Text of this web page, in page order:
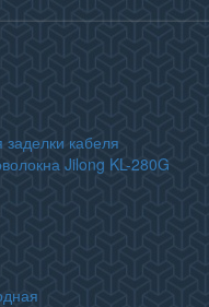
кабеля
Jilong KL-280G